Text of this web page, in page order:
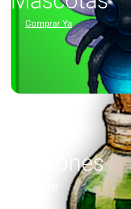
Comprar Ya
Pociones